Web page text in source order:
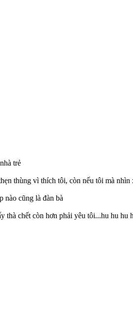
trẻ
thùng vì thích tôi, còn nếu tôi mà
nào cũng là đàn bà
thà chết còn hơn phải yêu tôi...hu hu hu